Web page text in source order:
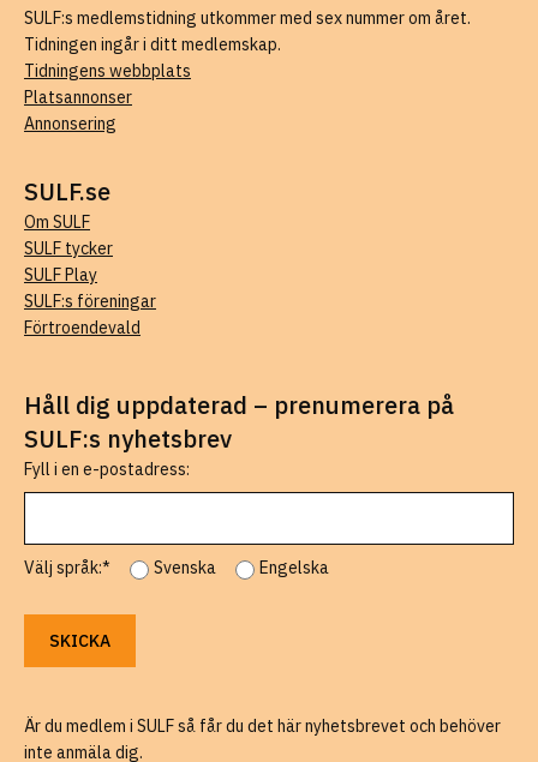
SULF:s medlemstidning utkommer med sex nummer om året.
Tidningen ingår i ditt medlemskap.
Tidningens webbplats
Platsannonser
Annonsering
SULF.se
Om SULF
SULF tycker
SULF Play
SULF:s föreningar
Förtroendevald
Håll dig uppdaterad – prenumerera på
SULF:s nyhetsbrev
Fyll i en e-postadress:
Välj språk:* Svenska Engelska
Är du medlem i SULF så får du det här nyhetsbrevet och behöver
inte anmäla dig.